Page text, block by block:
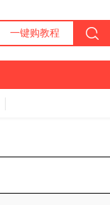
一键购教程